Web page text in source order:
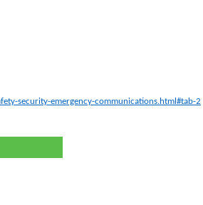
security-emergency-communications.html#tab-2